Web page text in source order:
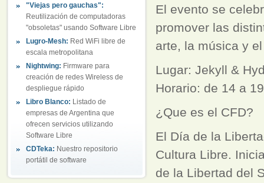
"Viejas pero gauchas":
Reutilización de computadoras
"obsoletas" usando Software Libre
Lugro-Mesh: Red WiFi libre de
escala metropolitana
Nightwing: Firmware para
creación de redes Wireless de
despliegue rápido
Libro Blanco: Listado de
empresas de Argentina que
ofrecen servicios utilizando
Software Libre
CDTeka: Nuestro repositorio
portátil de software
El evento se
promover las
arte, la música y
Lugar: Jekyll &
Horario: de 14 a
¿Que es el CFD?
El Día de la
Cultura Libre.
de la Libertad del